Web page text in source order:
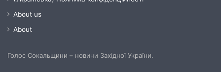
About us
About
Голос Сокальщини – новини Західної України.